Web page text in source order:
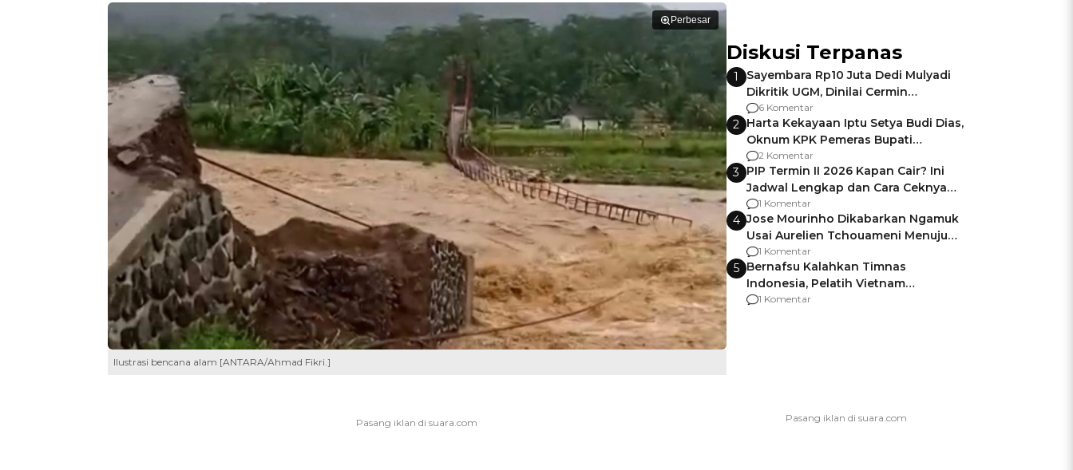
Perbesar
Ilustrasi bencana alam [ANTARA/Ahmad Fikri.]
Diskusi Terpanas
1
Sayembara Rp10 Juta Dedi Mulyadi
Dikritik UGM, Dinilai Cermin
Gagalnya Negara Jamin Keamanan
6 Komentar
2 Harta Kekayaan Iptu Setya Budi Dias,
Oknum KPK Pemeras Bupati
Pemalang
2 Komentar
3 PIP Termin II 2026 Kapan Cair? Ini
Jadwal Lengkap dan Cara Ceknya
agar Dana Tidak Hangus!
1 Komentar
4 Jose Mourinho Dikabarkan Ngamuk
Usai Aurelien Tchouameni Menuju
Manchester United
1 Komentar
5 Bernafsu Kalahkan Timnas
Indonesia, Pelatih Vietnam
Berencana Pakai Jimat di Pakansari
1 Komentar